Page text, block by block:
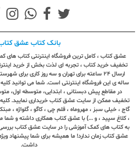
بانک کتاب عشق
عشق کتاب ، کامل ترین فروشگاه اینترنتی کتاب های
تخفیف خرید کتاب ، تجربه ای لذت بخش از خرید
ارسال ٢٤ ساعته برای تهران و سه روز کاری
ساله ی این فروشگاه اینترنتی است. شما می توانید
در مقاطع پیش دبستانی ، ابتدایی، متوسطه اول،
تخفیف ممکن از سایت عشق کتاب خریداری نمایید.
گاج ، خیلی سبز ، مهروماه ، قلم چی ، کاگو ، گلواژه ،
، کلاغ سپید ، و ...) با عشق کتاب همکاری داشته و شما
به کتاب های کمک آموزشی را در سایت عشق کتاب
عشق کتاب زمان ندارد! ما همیشه برای شما پیشنهاد
داشت.